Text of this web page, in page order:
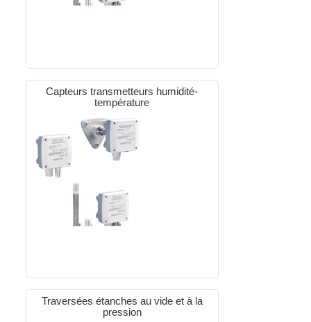
Capteurs transmetteurs humidité-
température
Traversées étanches au vide et à la
pression